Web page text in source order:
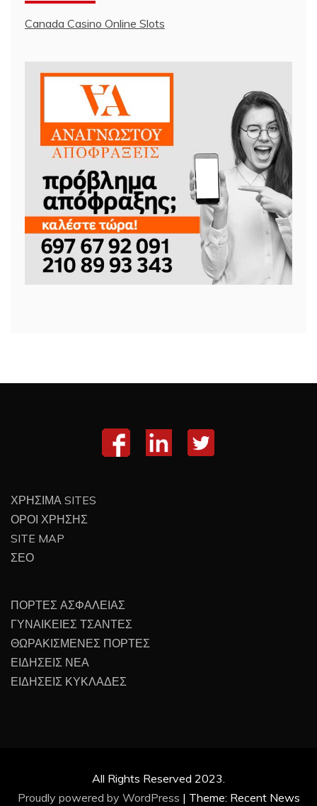
Canada Casino Online Slots
ΧΡΗΣΙΜΑ SITES
ΟΡΟΙ ΧΡΗΣΗΣ
SITE MAP
ΣΕΟ
ΠΟΡΤΕΣ ΑΣΦΑΛΕΙΑΣ
ΓΥΝΑΙΚΕΙΕΣ ΤΣΑΝΤΕΣ
ΘΩΡΑΚΙΣΜΕΝΕΣ ΠΟΡΤΕΣ
ΕΙΔΗΣΕΙΣ ΝΕΑ
ΕΙΔΗΣΕΙΣ ΚΥΚΛΑΔΕΣ
All Rights Reserved 2023.
Proudly powered by WordPress | Theme: Recent News